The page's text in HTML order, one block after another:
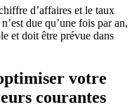
d’affaires et le taux
due qu’une fois par an,
et doit être prévue dans
votre
courantes